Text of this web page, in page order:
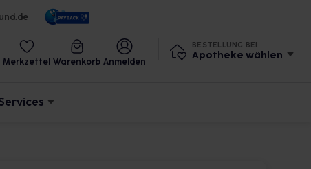
Merkzettel Warenkorb Anmelden
BESTELLUNG BEI
Apotheke wählen